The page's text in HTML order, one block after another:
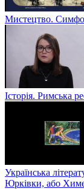
Мистецтво.
Історія. Римська
Українська
Юрківки, або